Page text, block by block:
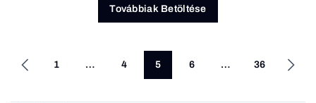
Továbbiak Betöltése
1 … 4 5 6 … 36